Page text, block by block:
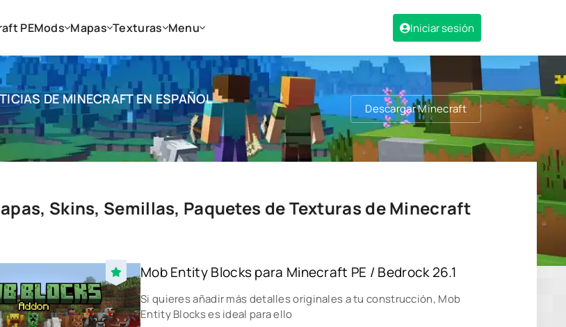
PEMods Mapas Texturas Menu Iniciar sesión
DE MINECRAFT EN ESPAÑOL
Descargar Minecraft
Skins, Semillas, Paquetes de Texturas de Minecraft
Mob Entity Blocks para Minecraft PE / Bedrock 26.1
Si quieres añadir más detalles originales a tu construcción, Mob
Entity Blocks es ideal para ello